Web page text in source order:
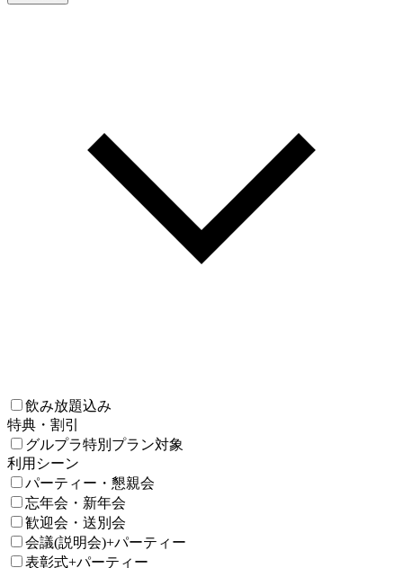
飲み放題込み
特典・割引
グルプラ特別プラン対象
利用シーン
パーティー・懇親会
忘年会・新年会
歓迎会・送別会
会議(説明会)+パーティー
表彰式+パーティー